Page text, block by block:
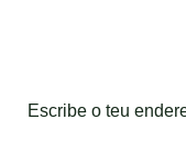
Escribe o teu